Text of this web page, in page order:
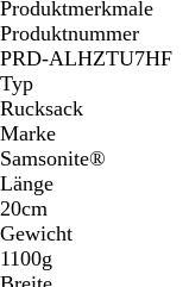
Produktmerkmale
Produktnummer
PRD-ALHZTU7HF
Typ
Rucksack
Marke
Samsonite®
Länge
20cm
Gewicht
1100g